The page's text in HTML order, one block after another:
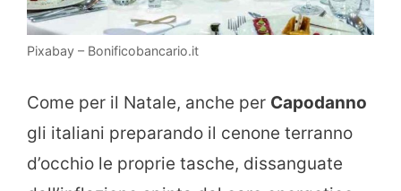
Pixabay – Bonificobancario.it
Come per il Natale, anche per Capodanno
gli italiani preparando il cenone terranno
d’occhio le proprie tasche, dissanguate